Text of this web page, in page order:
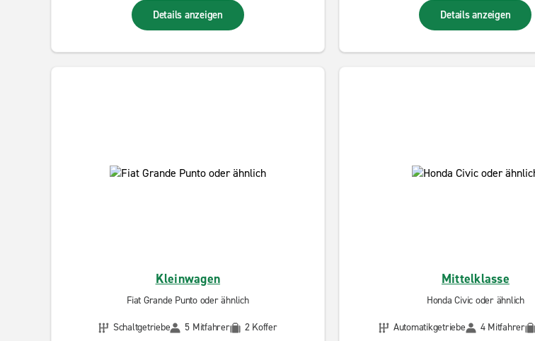
Details anzeigen Details anzeigen
Kleinwagen
Fiat Grande Punto oder ähnlich
Schaltgetriebe
5 Mitfahrer 2 Koffer
Mittelklasse
Honda Civic oder ähnlich
Automatikgetriebe
4 Mitfahrer